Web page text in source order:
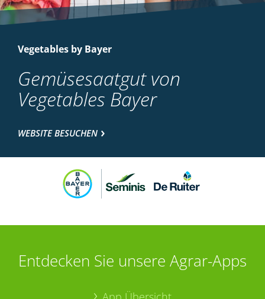
Vegetables by Bayer
Gemüsesaatgut von
Vegetables Bayer
WEBSITE BESUCHEN
Entdecken Sie unsere Agrar-Apps